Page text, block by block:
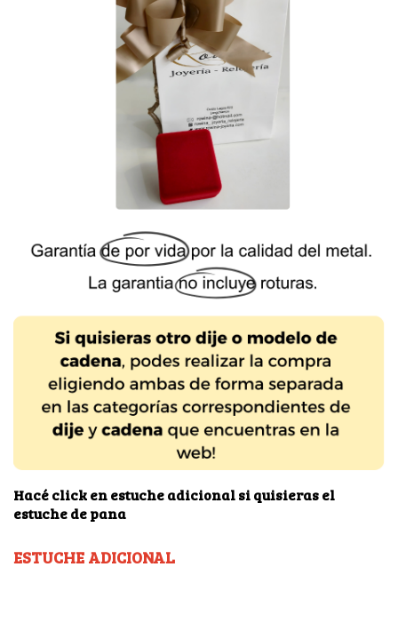
Hacé click en estuche adicional si quisieras el
estuche de pana
ESTUCHE ADICIONAL